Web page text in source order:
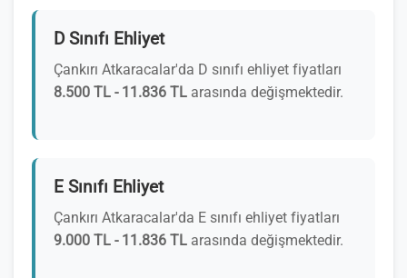
D Sınıfı Ehliyet
Çankırı Atkaracalar'da D sınıfı ehliyet fiyatları
8.500 TL - 11.836 TL arasında değişmektedir.
E Sınıfı Ehliyet
Çankırı Atkaracalar'da E sınıfı ehliyet fiyatları
9.000 TL - 11.836 TL arasında değişmektedir.